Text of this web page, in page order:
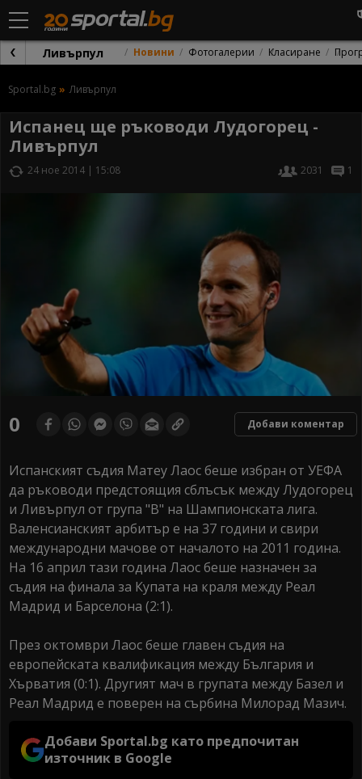
Ливърпул Новини Фотогалерии Класиране
Sportal.bg Ливърпул
Испанец ще ръководи Лудогорец -
Ливърпул
24 ное 2014 | 15:08 2031 1
0 Добави коментар
Испанският съдия Матеу Лаос беше избран от УЕФА
да ръководи предстоящия сблъсък между Лудогорец
и Ливърпул от група "В" на Шампионската лига.
Валенсианският арбитър е на 37 години и свири
международни мачове от началото на 2011 година.
На 16 април тази година Лаос беше назначен за
съдия на финала за Купата на краля между Реал
Мадрид и Барселона (2:1).
През октомври Лаос беше главен съдия на
европейската квалификация между България и
Хърватия (0:1). Другият мач в групата между Базел и
Реал Мадрид е поверен на сърбина Милорад Мазич.
Добави Sportal.bg като предпочитан
източник в Google